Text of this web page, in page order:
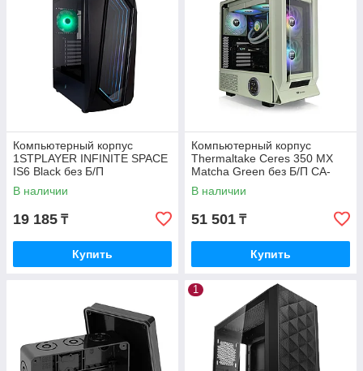
Компьютерный корпус
1STPLAYER INFINITE SPACE
IS6 Black без Б/П
В наличии
19 185 ₸
Купить
Компьютерный корпус
Thermaltake Ceres 350 MX
Matcha Green без Б/П CA-
1Z3-00MEWN-00
В наличии
51 501 ₸
Купить
1